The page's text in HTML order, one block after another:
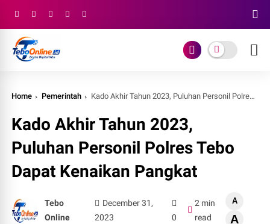
Home Pemerintah Kado Akhir Tahun 2023, Puluhan Personil Polres Tebo Dapat Kenaikan Pangkat
Kado Akhir Tahun 2023,
Puluhan Personil Polres Tebo
Dapat Kenaikan Pangkat
Tebo
Online
December 31,
2023
0
2 min
read
A
A